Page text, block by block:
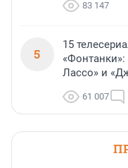
83 147
5
15
Лассо» и
61 007